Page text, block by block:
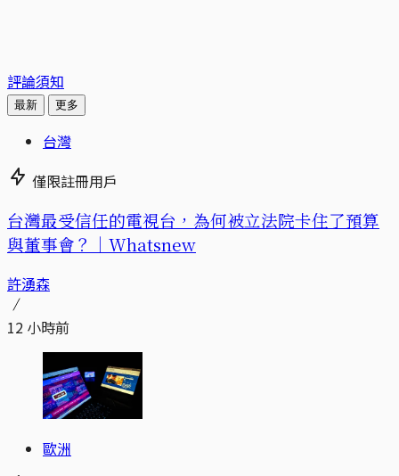
評論須知
最新 更多
台灣
僅限註冊用戶
台灣最受信任的電視台，為何被立法院卡住了預算
與董事會？｜Whatsnew
許湧森
12 小時前
歐洲